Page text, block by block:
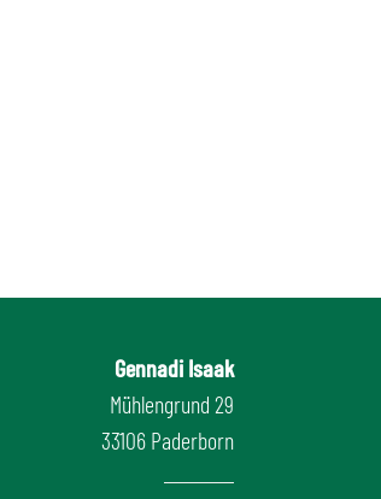
Gennadi Isaak
Mühlengrund 29
33106 Paderborn